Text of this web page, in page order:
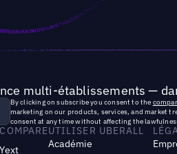
multi-établissements —
By clicking on subscribe you consent to the
marketing on our products, services, and market
consent at any time without affecting the
COMPARE
Yext
UTILISER UBERALL
Académie